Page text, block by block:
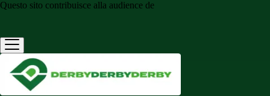
Questo sito contribuisce alla audience de